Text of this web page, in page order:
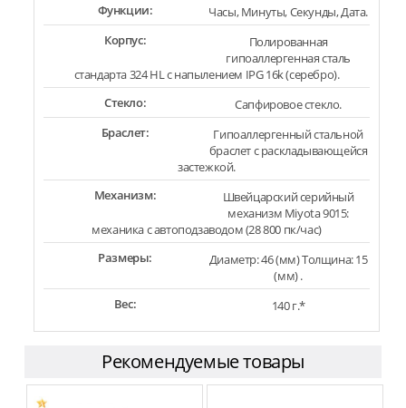
Функции:
Часы, Минуты, Секунды, Дата.
Корпус:
Полированная
гипоаллергенная сталь
стандарта 324 HL с напылением IPG 16k (серебро).
Стекло:
Сапфировое стекло.
Браслет:
Гипоаллергенный стальной
браслет с раскладывающейся
застежкой.
Механизм:
Швейцарский серийный
механизм Miyota 9015:
механика с автоподзаводом (28 800 пк/час)
Размеры:
Диаметр: 46 (мм) Толщина: 15
(мм) .
Вес:
140 г.*
Рекомендуемые товары